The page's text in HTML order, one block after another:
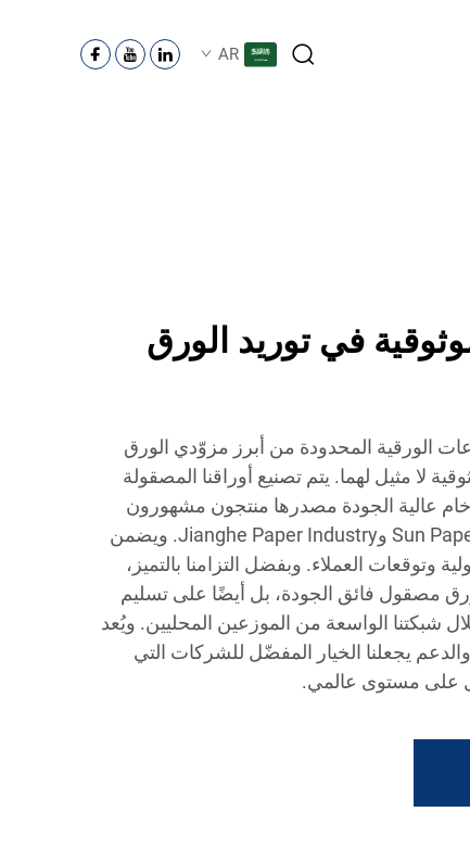
AR
في توريد الورق
الورقية المحدودة من أبرز مزوّدي الورق
لا مثيل لهما. يتم تصنيع أوراقنا المصقولة
خام عالية الجودة مصدرها منتجون مشهورون
مثل Asia Symbol وSun Paper Industry وJianghe Paper Industry. ويضمن
وتوقعات العملاء. وبفضل التزامنا بالتميز،
مصقول فائق الجودة، بل أيضًا على تسليم
شبكتنا الواسعة من الموزعين المحليين. ويُعد
يجعلنا الخيار المفضّل للشركات التي
على مستوى عالمي.